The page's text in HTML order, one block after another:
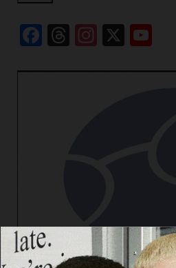
Facebook
Threads
Instagram
X